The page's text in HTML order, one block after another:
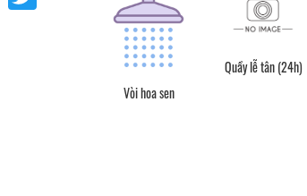
Vòi hoa sen
Quầy lễ tân (24h)